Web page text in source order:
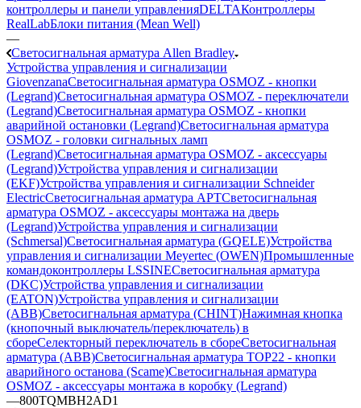
контроллеры и панели управленияDELTAКонтроллеры
RealLabБлоки питания (Mean Well)
—
Светосигнальная арматура Allen Bradley
Устройства управления и сигнализации
GiovenzanaСветосигнальная арматура OSMOZ - кнопки
(Legrand)Светосигнальная арматура OSMOZ - переключатели
(Legrand)Светосигнальная арматура OSMOZ - кнопки
аварийной остановки (Legrand)Светосигнальная арматура
OSMOZ - головки сигнальных ламп
(Legrand)Светосигнальная арматура OSMOZ - аксессуары
(Legrand)Устройства управления и сигнализации
(EKF)Устройства управления и сигнализации Schneider
ElectricСветосигнальная арматура APTСветосигнальная
арматура OSMOZ - аксессуары монтажа на дверь
(Legrand)Устройства управления и сигнализации
(Schmersal)Светосигнальная арматура (GQELE)Устройства
управления и сигнализации Meyertec (OWEN)Промышленные
командоконтроллеры LSSINEСветосигнальная арматура
(DKC)Устройства управления и сигнализации
(EATON)Устройства управления и сигнализации
(ABB)Светосигнальная арматура (CHINT)Нажимная кнопка
(кнопочный выключатель/переключатель) в
сбореСелекторный переключатель в сбореСветосигнальная
арматура (ABB)Светосигнальная арматура TOP22 - кнопки
аварийного останова (Scame)Светосигнальная арматура
OSMOZ - аксессуары монтажа в коробку (Legrand)
—800TQMBH2AD1